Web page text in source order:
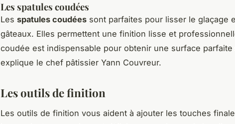
Les spatules coudées
Les spatules coudées sont parfaites pour lisser le glaçage
gâteaux. Elles permettent une finition lisse et
coudée est indispensable pour obtenir une surface parfaite
explique le chef pâtissier Yann Couvreur.
Les outils de finition
Les outils de finition vous aident à ajouter les touches